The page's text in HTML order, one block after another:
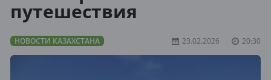
путешествия
НОВОСТИ КАЗАХСТАНА 23.02.2026 20:30